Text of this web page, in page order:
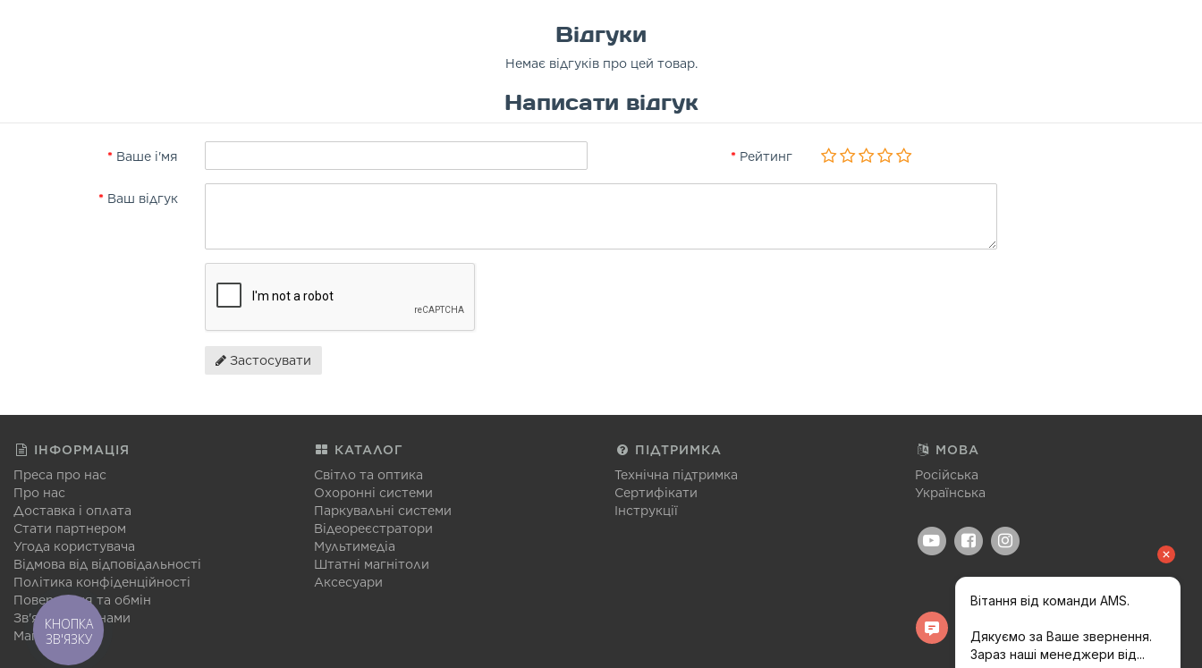
Відгуки
Немає відгуків про цей товар.
Написати відгук
Ваше і'мя Рейтинг
Ваш відгук
Застосувати
ІНФОРМАЦІЯ
Преса про нас
Про нас
Доставка і оплата
Стати партнером
Угода користувача
Відмова від відповідальності
Політика конфіденційності
Повернення та обмін
Зв'язатися з нами
Мапа сайту
КАТАЛОГ
Світло та оптика
Охоронні системи
Паркувальні системи
Відеореєстратори
Мультимедіа
Штатні магнітоли
Аксесуари
ПІДТРИМКА
Технічна підтримка
Сертифікати
Інструкції
МОВА
Російська
Українська
КНОПКА
ЗВ'ЯЗКУ